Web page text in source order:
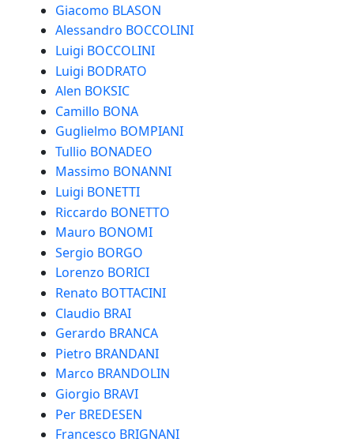
Giacomo BLASON
Alessandro BOCCOLINI
Luigi BOCCOLINI
Luigi BODRATO
Alen BOKSIC
Camillo BONA
Guglielmo BOMPIANI
Tullio BONADEO
Massimo BONANNI
Luigi BONETTI
Riccardo BONETTO
Mauro BONOMI
Sergio BORGO
Lorenzo BORICI
Renato BOTTACINI
Claudio BRAI
Gerardo BRANCA
Pietro BRANDANI
Marco BRANDOLIN
Giorgio BRAVI
Per BREDESEN
Francesco BRIGNANI